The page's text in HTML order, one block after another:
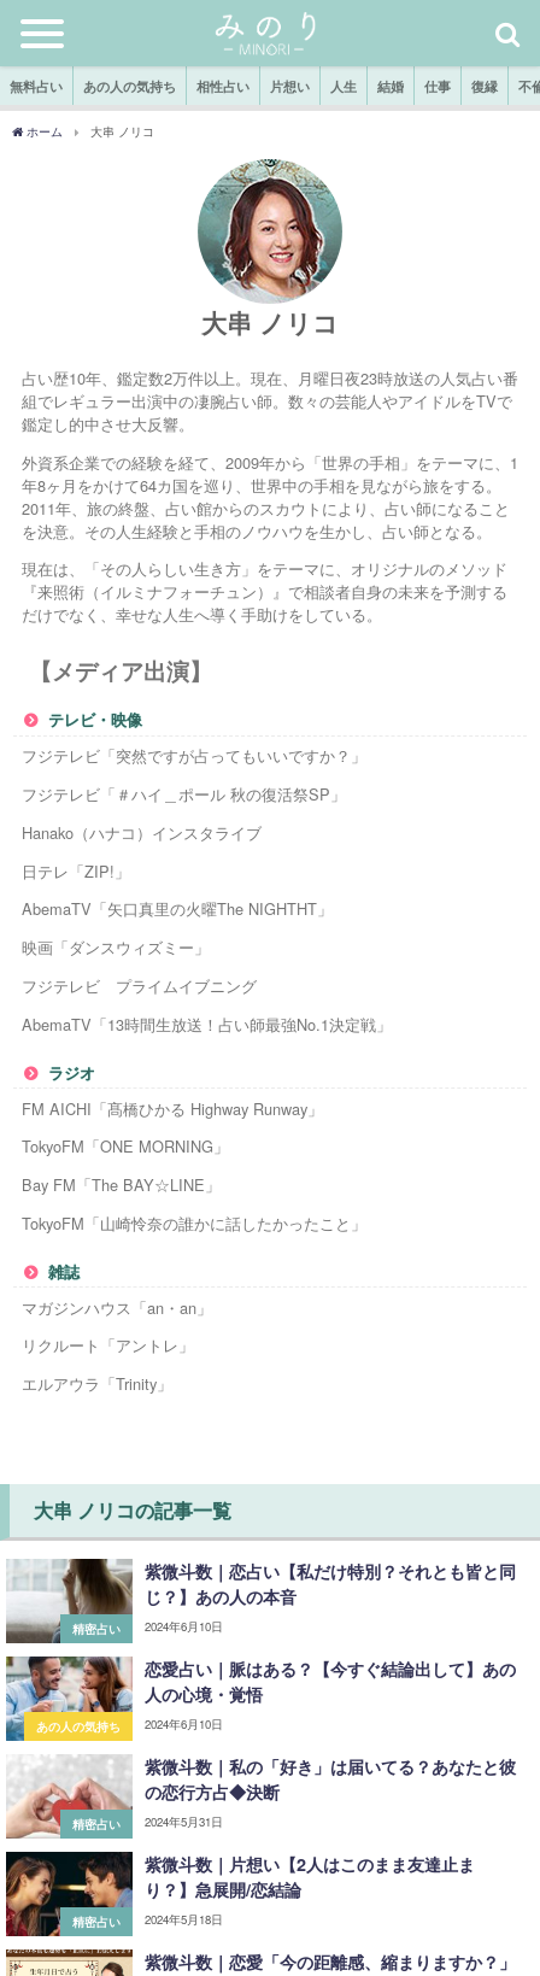
無料占い あの人の気持ち 相性占い 片想い 人生 結婚 仕事 復縁 不
ホーム 大串 ノリコ
大串 ノリコ
占い歴10年、鑑定数2万件以上。現在、月曜日夜23時放送の人気占い番
組でレギュラー出演中の凄腕占い師。数々の芸能人やアイドルをTVで
鑑定し的中させ大反響。
外資系企業での経験を経て、2009年から「世界の手相」をテーマに、1
年8ヶ月をかけて64カ国を巡り、世界中の手相を見ながら旅をする。
2011年、旅の終盤、占い館からのスカウトにより、占い師になること
を決意。その人生経験と手相のノウハウを生かし、占い師となる。
現在は、「その人らしい生き方」をテーマに、オリジナルのメソッド
『来照術（イルミナフォーチュン）』で相談者自身の未来を予測する
だけでなく、幸せな人生へ導く手助けをしている。
【メディア出演】
テレビ・映像
フジテレビ「突然ですが占ってもいいですか？」
フジテレビ「＃ハイ＿ポール 秋の復活祭SP」
Hanako（ハナコ）インスタライブ
日テレ「ZIP!」
AbemaTV「矢口真里の火曜The NIGHTHT」
映画「ダンスウィズミー」
フジテレビ プライムイブニング
AbemaTV「13時間生放送！占い師最強No.1決定戦」
ラジオ
FM AICHI「髙橋ひかる Highway Runway」
TokyoFM「ONE MORNING」
Bay FM「The BAY☆LINE」
TokyoFM「山崎怜奈の誰かに話したかったこと」
雑誌
マガジンハウス「an・an」
リクルート「アントレ」
エルアウラ「Trinity」
大串 ノリコの記事一覧
精密占い
紫微斗数｜恋占い【私だけ特別？それとも皆と同
じ？】あの人の本音
2024年6月10日
あの人の気持ち
恋愛占い｜脈はある？【今すぐ結論出して】あの
人の心境・覚悟
2024年6月10日
精密占い
紫微斗数｜私の「好き」は届いてる？あなたと彼
の恋行方占◆決断
2024年5月31日
精密占い
紫微斗数｜片想い【2人はこのまま友達止ま
り？】急展開/恋結論
2024年5月18日
紫微斗数｜恋愛「今の距離感、縮まりますか？」